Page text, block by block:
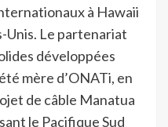
à Hawaii
Unis. Le partenariat
développées
mère d’ONATi, en
de câble Manatua
le Pacifique Sud